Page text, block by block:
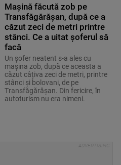
Mașină făcută zob pe
Transfăgărășan, după ce a
căzut zeci de metri printre
stânci. Ce a uitat șoferul să
facă
Un șofer neatent s-a ales cu
mașina zob, după ce aceasta a
căzut câțiva zeci de metri, printre
stânci și bolovani, de pe
Transfăgărășan. Din fericire, în
autoturism nu era nimeni.